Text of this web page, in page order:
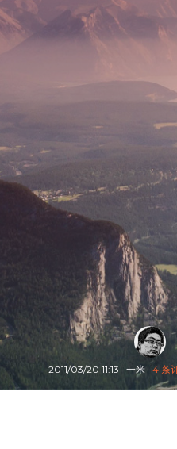
2011/03/20 11:13 一米 4 条